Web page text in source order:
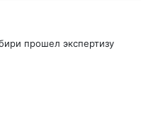
прошел экспертизу